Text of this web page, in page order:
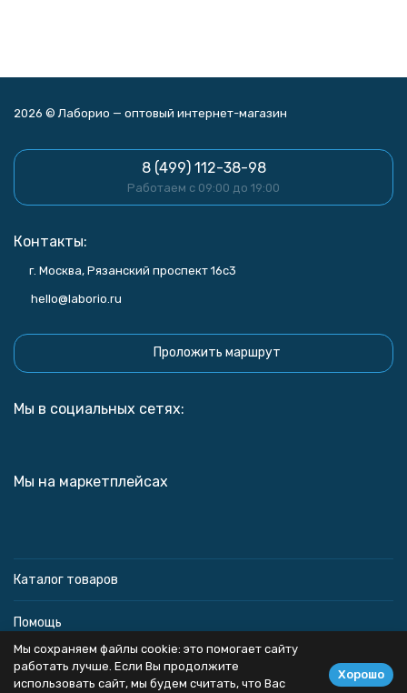
2026 © Лаборио — оптовый интернет-магазин
8 (499) 112-38-98
Работаем с 09:00 до 19:00
Контакты:
г. Москва, Рязанский проспект 16с3
hello@laborio.ru
Проложить маршрут
Мы в социальных сетях:
Мы на маркетплейсах
Каталог товаров
Помощь
Информация
Мы сохраняем файлы cookie: это помогает сайту
работать лучше. Если Вы продолжите
использовать сайт, мы будем считать, что Вас
Хорошо